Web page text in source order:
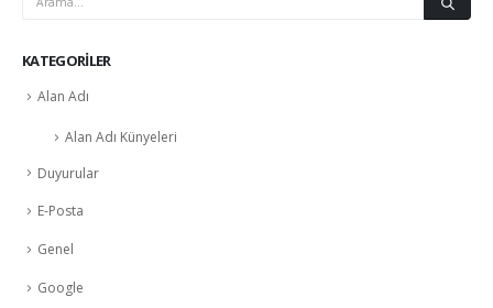
KATEGORILER
Alan Adı
Alan Adı Künyeleri
Duyurular
E-Posta
Genel
Google